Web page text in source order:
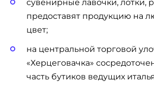
сувенирные лавочки, лотки,
предоставят продукцию на
цвет;
на центральной торговой
«Херцеговачка»
часть бутиков ведущих